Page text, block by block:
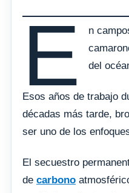
E
n
del
Esos años de trabajo
décadas más tarde,
ser uno de los
El secuestro
de carbono